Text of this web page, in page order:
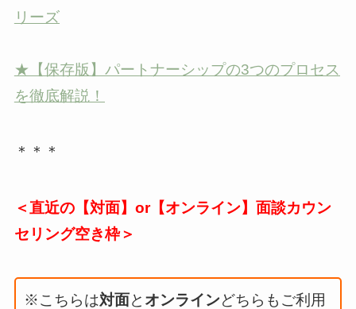
リーズ
★【保存版】パートナーシップの3つのプロセス
を徹底解説！
＊＊＊
＜直近の【対面】or【オンライン】面談カウン
セリング空き枠＞
※こちらは対面と オンラインどちらもご利用